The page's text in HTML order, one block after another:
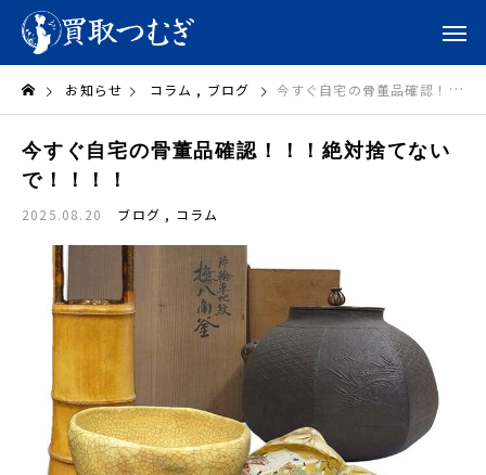
お知らせ コラム ブログ 今すぐ自宅の骨董品確認！！！絶対捨てないで！！！！
今すぐ自宅の骨董品確認！！！絶対捨てない
で！！！！
2025.08.20 ブログ コラム